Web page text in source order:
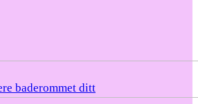
baderommet ditt